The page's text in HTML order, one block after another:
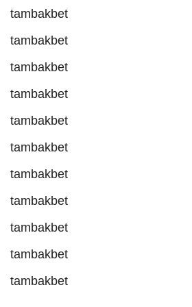
tambakbet
tambakbet
tambakbet
tambakbet
tambakbet
tambakbet
tambakbet
tambakbet
tambakbet
tambakbet
tambakbet